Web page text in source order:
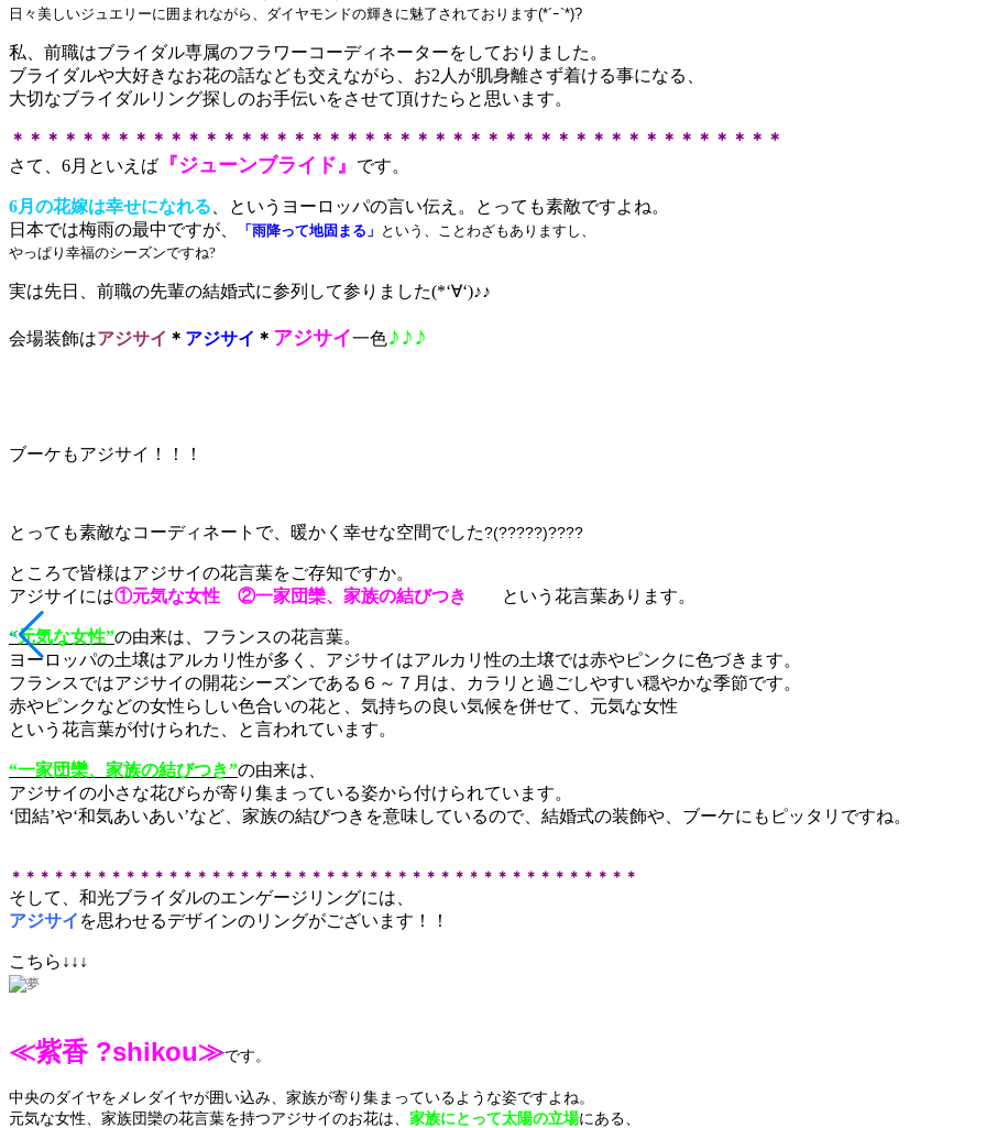
<
日々美しいジュエリーに囲まれながら、ダイヤモンドの輝きに魅了されております(*´ｰ`*)?
私、前職はブライダル専属のフラワーコーディネーターをしておりました。
ブライダルや大好きなお花の話なども交えながら、お2人が肌身離さず着ける事になる、
大切なブライダルリング探しのお手伝いをさせて頂けたらと思います。
＊＊＊＊＊＊＊＊＊＊＊＊＊＊＊＊＊＊＊＊＊＊＊＊＊＊＊＊＊＊＊＊＊＊＊＊＊＊＊＊＊＊＊＊
さて、6月といえば 『ジューンブライド』 です。
6月の花嫁は幸せになれる 、というヨーロッパの言い伝え。とっても素敵ですよね。
日本では梅雨の最中ですが、
「雨降って地固まる」 という、ことわざもありますし、
やっぱり幸福のシーズンですね?
実は先日、前職の先輩の結婚式に参列して参りました(*‘∀‘)♪♪
会場装飾はアジサイ ＊ アジサイ ＊ アジサイ一色♪♪♪
ブーケもアジサイ！！！
とっても素敵なコーディネートで、暖かく幸せな空間でした?(?????)????
ところで皆様はアジサイの花言葉をご存知ですか。
アジサイには①元気な女性 ②一家団欒、家族の結びつき という花言葉あります。
“元気な女性”の由来は、フランスの花言葉。
ヨーロッパの土壌はアルカリ性が多く、アジサイはアルカリ性の土壌では赤やピンクに色づきます。
フランスではアジサイの開花シーズンである６～７月は、カラリと過ごしやすい穏やかな季節です。
赤やピンクなどの女性らしい色合いの花と、気持ちの良い気候を併せて、元気な女性
という花言葉が付けられた、と言われています。
“一家団欒、家族の結びつき”の由来は、
アジサイの小さな花びらが寄り集まっている姿から付けられています。
‘団結’や‘和気あいあい’など、家族の結びつきを意味しているので、結婚式の装飾や、ブーケにもピッタリですね。
＊＊＊＊＊＊＊＊＊＊＊＊＊＊＊＊＊＊＊＊＊＊＊＊＊＊＊＊＊＊＊＊＊＊＊＊＊＊＊＊＊＊＊＊
そして、和光ブライダルのエンゲージリングには、
アジサイ を思わせるデザインのリングがございます！！
こちら↓↓↓
≪紫香 ?shikou≫です。
中央のダイヤをメレダイヤが囲い込み、家族が寄り集まっているような姿ですよね。
元気な女性、家族団欒の花言葉を持つアジサイのお花は、 家族にとって太陽の立場にある、